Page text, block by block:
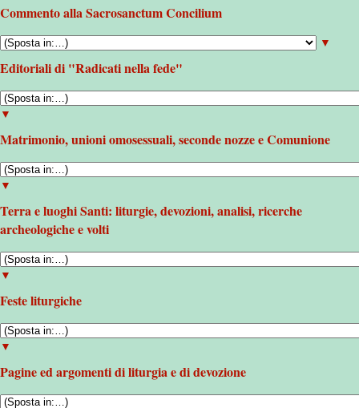
Commento alla Sacrosanctum Concilium
▼
Editoriali di "Radicati nella fede"
▼
Matrimonio, unioni omosessuali, seconde nozze e Comunione
▼
Terra e luoghi Santi: liturgie, devozioni, analisi, ricerche
archeologiche e volti
▼
Feste liturgiche
▼
Pagine ed argomenti di liturgia e di devozione